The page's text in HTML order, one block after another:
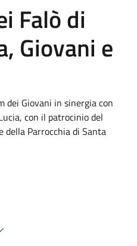
Falò di
Giovani e
dei Giovani in sinergia con
con il patrocinio del
della Parrocchia di Santa